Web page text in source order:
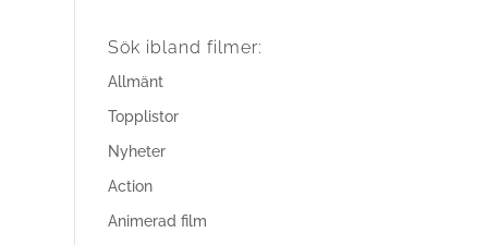
Sök ibland filmer:
Allmänt
Topplistor
Nyheter
Action
Animerad film